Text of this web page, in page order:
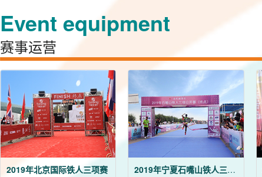
Event equipment
赛事运营
2019年北京国际铁人三项赛 2019年宁夏石嘴山铁人三项公开赛